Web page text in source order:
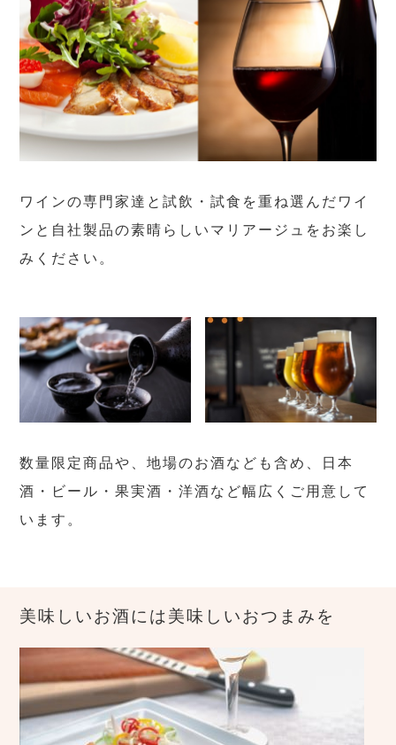
ワインの専門家達と試飲・試食を重ね選んだワイ
ンと自社製品の素晴らしいマリアージュをお楽し
みください。
数量限定商品や、地場のお酒なども含め、日本
酒・ビール・果実酒・洋酒など幅広くご用意して
います。
美味しいお酒には美味しいおつまみを